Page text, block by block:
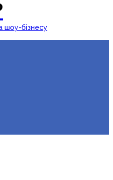
шоу-бізнесу